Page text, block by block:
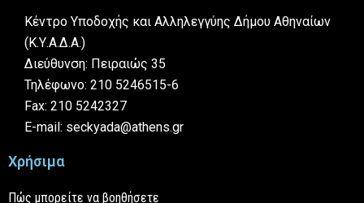
Κέντρο Υποδοχής και Αλληλεγγύης Δήμου Αθηναίων
(Κ.Υ.Α.Δ.Α.)
Διεύθυνση: Πειραιώς 35
Τηλέφωνο: 210 5246515-6
Fax: 210 5242327
E-mail: seckyada@athens.gr
Χρήσιμα
Πώς μπορείτε να βοηθήσετε